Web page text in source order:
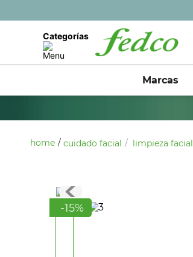
Categorías
Marcas
cuidado facial limpieza facial
-15%